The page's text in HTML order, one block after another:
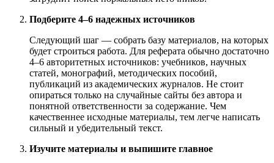
Подберите 4–6 надежных источников
Следующий шаг — собрать базу материалов, на которых
будет строиться работа. Для реферата обычно достаточно
4–6 авторитетных источников: учебников, научных
статей, монографий, методических пособий,
публикаций из академических журналов. Не стоит
опираться только на случайные сайты без автора и
понятной ответственности за содержание. Чем
качественнее исходные материалы, тем легче написать
сильный и убедительный текст.
Изучите материалы и выпишите главное